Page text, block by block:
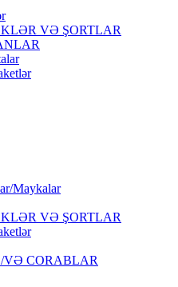
VƏ ŞORTLAR
Maykalar
VƏ ŞORTLAR
VƏ CORABLAR